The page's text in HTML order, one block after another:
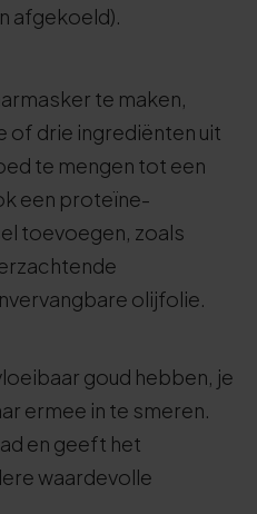
afgekoeld).
te maken,
of drie ingrediënten uit
te mengen tot een
een proteïne-
toevoegen, zoals
olijfolie.
goud hebben, je
ermee in te smeren.
en geeft het
waardevolle